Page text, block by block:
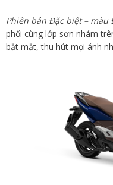
Phiên bản Đặc biệt – màu
phối cùng lớp sơn nhám
bắt mắt, thu hút mọi ánh